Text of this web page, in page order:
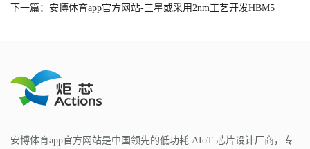
下一篇：安博体育app官方网站-三星或采用2nm工艺开发HBM5
安博体育app官方网站是中国领先的低功耗 AIoT 芯片设计厂商，专